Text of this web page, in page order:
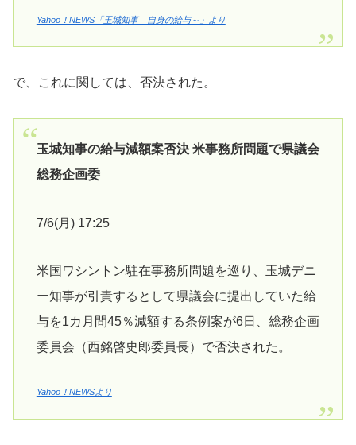
Yahoo！NEWS「玉城知事 自身の給与～」より
で、これに関しては、否決された。
玉城知事の給与減額案否決 米事務所問題で県議会
総務企画委
7/6(月) 17:25
米国ワシントン駐在事務所問題を巡り、玉城デニ
ー知事が引責するとして県議会に提出していた給
与を1カ月間45％減額する条例案が6日、総務企画
委員会（西銘啓史郎委員長）で否決された。
Yahoo！NEWSより